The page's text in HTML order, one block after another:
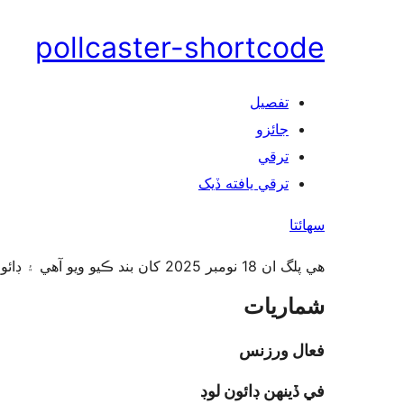
pollcaster-shortcode
تفصيل
جائزو
ترقي
ترقي يافته ڏيک
سھائتا
هي پلگ ان 18 نومبر 2025 کان بند ڪيو ويو آهي ۽ ڊائون لوڊ لاءِ دستياب ناهي. هي بندش دائمي آهي. سبب: ليکڪ جي درخواست.
شماريات
فعال ورزنس
في ڏينهن ڊائون لوڊ